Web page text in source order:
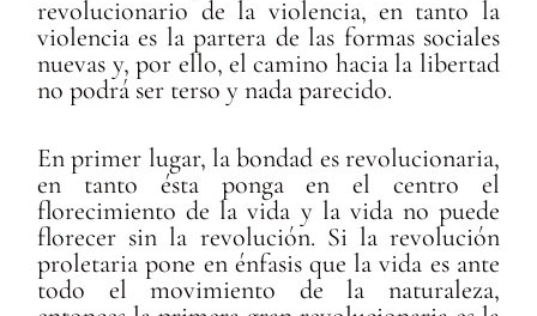
revolucionario de la violencia, en tanto la
violencia es la partera de las formas sociales
nuevas y, por ello, el camino hacia la libertad
no podrá ser terso y nada parecido.
En primer lugar, la bondad es revolucionaria,
en tanto ésta ponga en el centro el
florecimiento de la vida y la vida no puede
florecer sin la revolución. Si la revolución
proletaria pone en énfasis que la vida es ante
todo el movimiento de la naturaleza,